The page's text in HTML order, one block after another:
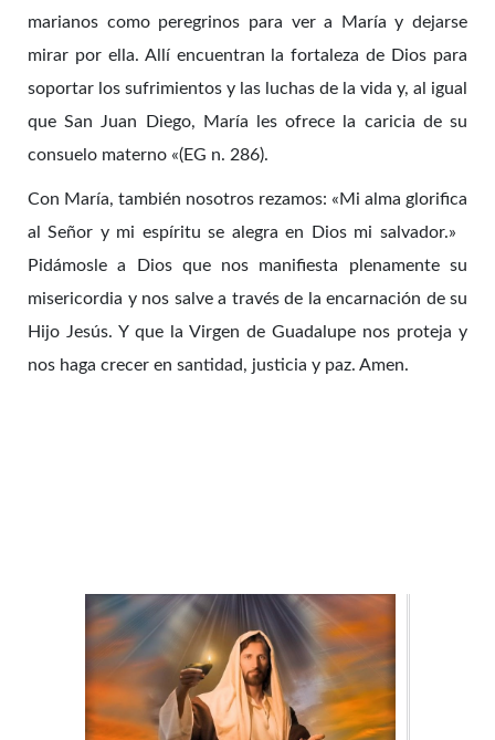
marianos como peregrinos para ver a María y dejarse
mirar por ella. Allí encuentran la fortaleza de Dios para
soportar los sufrimientos y las luchas de la vida y, al igual
que San Juan Diego, María les ofrece la caricia de su
consuelo materno «(EG n. 286).
Con María, también nosotros rezamos: «Mi alma glorifica
al Señor y mi espíritu se alegra en Dios mi salvador.»
Pidámosle a Dios que nos manifiesta plenamente su
misericordia y nos salve a través de la encarnación de su
Hijo Jesús. Y que la Virgen de Guadalupe nos proteja y
nos haga crecer en santidad, justicia y paz. Amen.